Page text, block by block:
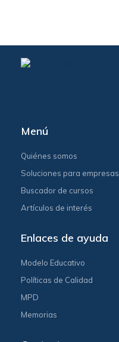
Menú
Quiénes somos
Soluciones para empresas
Buscador de cursos
Artículos de interés
Enlaces de ayuda
Modelo Educativo
Políticas de Calidad
MPD
Memorias